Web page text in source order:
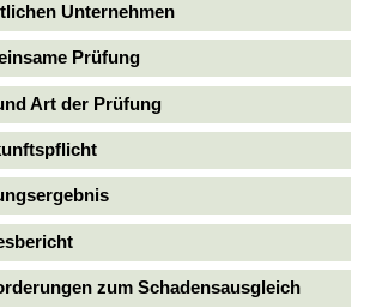
Unternehmen
Prüfung
Art der Prüfung
zum Schadensausgleich